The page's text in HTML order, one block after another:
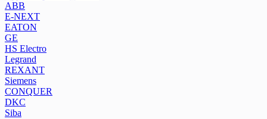
ABB
E-NEXT
EATON
GE
HS Electro
Legrand
REXANT
Siemens
CONQUER
ABB
E-NEXT
EATON
GE
HS Electro
Legrand
REXANT
Siemens
CONQUER
DKC
Siba